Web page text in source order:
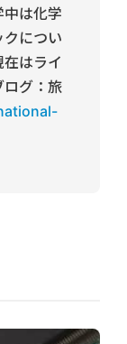
は化学
クについ
はライ
ログ：旅